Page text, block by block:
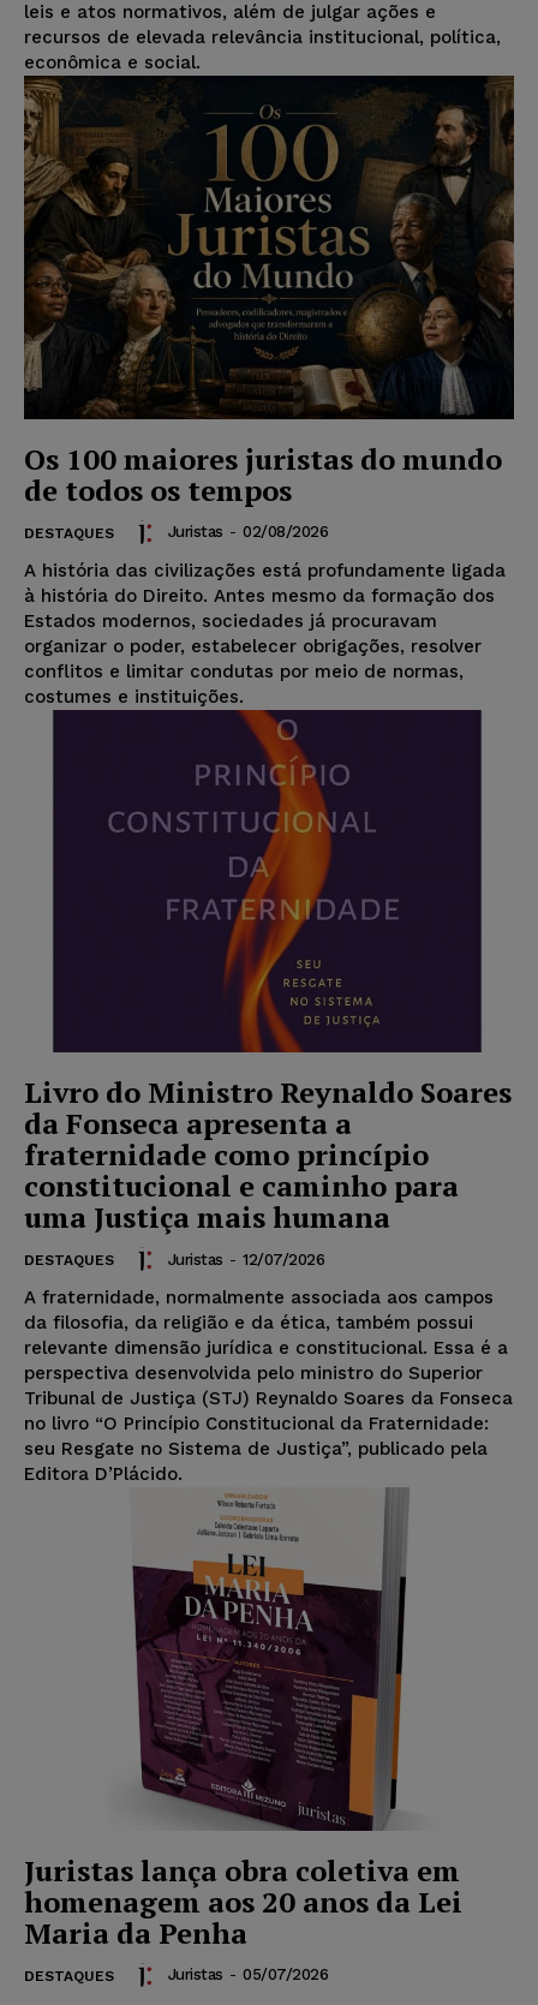
leis e atos normativos, além de julgar ações e
recursos de elevada relevância institucional, política,
econômica e social.
Os 100 maiores juristas do mundo
de todos os tempos
DESTAQUES Juristas - 02/08/2026
A história das civilizações está profundamente ligada
à história do Direito. Antes mesmo da formação dos
Estados modernos, sociedades já procuravam
organizar o poder, estabelecer obrigações, resolver
conflitos e limitar condutas por meio de normas,
costumes e instituições.
Livro do Ministro Reynaldo Soares
da Fonseca apresenta a
fraternidade como princípio
constitucional e caminho para
uma Justiça mais humana
DESTAQUES Juristas - 12/07/2026
A fraternidade, normalmente associada aos campos
da filosofia, da religião e da ética, também possui
relevante dimensão jurídica e constitucional. Essa é a
perspectiva desenvolvida pelo ministro do Superior
Tribunal de Justiça (STJ) Reynaldo Soares da Fonseca
no livro “O Princípio Constitucional da Fraternidade:
seu Resgate no Sistema de Justiça”, publicado pela
Editora D’Plácido.
Juristas lança obra coletiva em
homenagem aos 20 anos da Lei
Maria da Penha
DESTAQUES Juristas - 05/07/2026